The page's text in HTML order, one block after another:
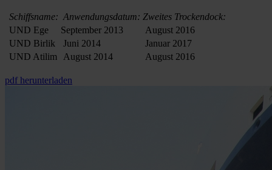
Schiffsname: Anwendungsdatum: Zweites Trockendock:
UND Ege
September 2013
August 2016
UND Birlik
Juni 2014
Januar 2017
UND Atilim
August 2014 August 2016
pdf herunterladen